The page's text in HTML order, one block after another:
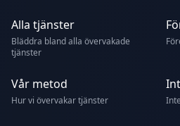
Alla tjänster
Bläddra bland alla övervakade
tjänster
Vår metod
Hur vi övervakar tjänster